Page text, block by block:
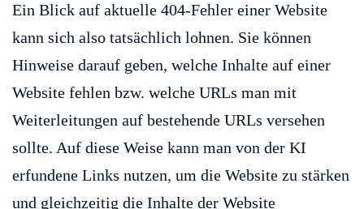
Ein Blick auf aktuelle 404-Fehler einer Website
kann sich also tatsächlich lohnen. Sie können
Hinweise darauf geben, welche Inhalte auf einer
Website fehlen bzw. welche URLs man mit
Weiterleitungen auf bestehende URLs versehen
sollte. Auf diese Weise kann man von der KI
erfundene Links nutzen, um die Website zu stärken
und gleichzeitig die Inhalte der Website